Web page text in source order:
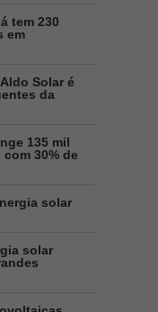
tem 230
em
Solar é
da
135 mil
30% de
solar
solar